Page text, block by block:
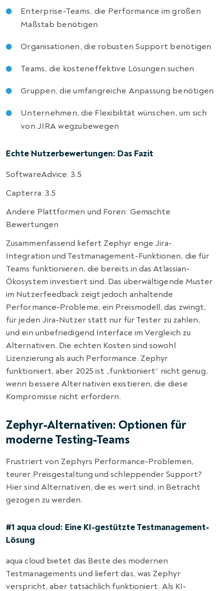
Enterprise-Teams, die Performance im großen
Maßstab benötigen
Organisationen, die robusten Support benötigen
Teams, die kosteneffektive Lösungen suchen
Gruppen, die umfangreiche Anpassung benötigen
Unternehmen, die Flexibilität wünschen, um sich
von JIRA wegzubewegen
Echte Nutzerbewertungen: Das Fazit
SoftwareAdvice: 3.5
Capterra: 3.5
Andere Plattformen und Foren: Gemischte
Bewertungen
Zusammenfassend liefert Zephyr enge Jira-
Integration und Testmanagement-Funktionen, die für
Teams funktionieren, die bereits in das Atlassian-
Ökosystem investiert sind. Das überwältigende Muster
im Nutzerfeedback zeigt jedoch anhaltende
Performance-Probleme, ein Preismodell, das zwingt,
für jeden Jira-Nutzer statt nur für Tester zu zahlen,
und ein unbefriedigend Interface im Vergleich zu
Alternativen. Die echten Kosten sind sowohl
Lizenzierung als auch Performance. Zephyr
funktioniert, aber 2025 ist „funktioniert“ nicht genug,
wenn bessere Alternativen existieren, die diese
Kompromisse nicht erfordern.
Zephyr-Alternativen: Optionen für
moderne Testing-Teams
Frustriert von Zephyrs Performance-Problemen,
teurer Preisgestaltung und schleppender Support?
Hier sind Alternativen, die es wert sind, in Betracht
gezogen zu werden.
#1 aqua cloud: Eine KI-gestützte Testmanagement-
Lösung
aqua cloud bietet das Beste des modernen
Testmanagements und liefert das, was Zephyr
verspricht, aber tatsächlich funktioniert. Als KI-